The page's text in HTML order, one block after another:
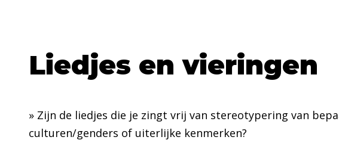
Liedjes en vieringen
» Zijn de liedjes die je zingt vrij van stereotypering van
culturen/genders of uiterlijke kenmerken?